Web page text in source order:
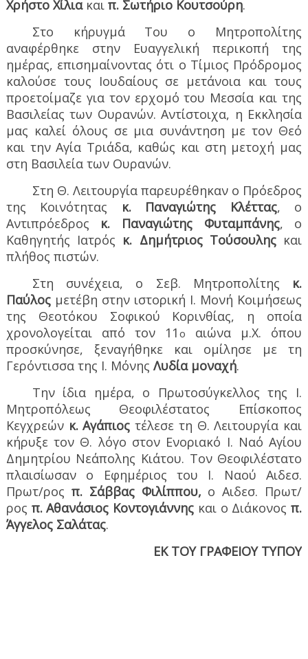
Χρήστο Χίλιακαι π. Σωτήριο Κουτσούρη.
Στο κήρυγμά Του ο Μητροπολίτης
αναφέρθηκε στην Ευαγγελική περικοπή της
ημέρας, επισημαίνοντας ότι ο Τίμιος Πρόδρομος
καλούσε τους Ιουδαίους σε μετάνοια και τους
προετοίμαζε για τον ερχομό του Μεσσία και της
Βασιλείας των Ουρανών. Αντίστοιχα, η Εκκλησία
μας καλεί όλους σε μια συνάντηση με τον Θεό
και την Αγία Τριάδα, καθώς και στη μετοχή μας
στη Βασιλεία των Ουρανών.
Στη Θ. Λειτουργία παρευρέθηκαν ο Πρόεδρος
της Κοινότητας κ. Παναγιώτης Κλέττας, ο
Αντιπρόεδρος κ. Παναγιώτης Φυταμπάνης, ο
Καθηγητής Ιατρός κ. Δημήτριος Τούσουληςκαι
πλήθος πιστών.
Στη συνέχεια, ο Σεβ. Μητροπολίτης κ.
Παύλοςμετέβη στην ιστορική Ι. Μονή Κοιμήσεως
της Θεοτόκου Σοφικού Κορινθίας, η οποία
χρονολογείται από τον 11 ο
αιώνα μ.Χ. όπου
προσκύνησε, ξεναγήθηκε και ομίλησε με τη
Γερόντισσα της Ι. Μόνης Λυδία μοναχή.
Την ίδια ημέρα, ο Πρωτοσύγκελλος της Ι.
Μητροπόλεως Θεοφιλέστατος Επίσκοπος
Κεγχρεών κ. Αγάπιος τέλεσε τη Θ. Λειτουργία και
κήρυξε τον Θ. λόγο στον Ενοριακό Ι. Ναό Αγίου
Δημητρίου Νεάπολης Κιάτου. Τον Θεοφιλέστατο
πλαισίωσαν ο Εφημέριος του Ι. Ναού Αιδεσ.
Πρωτ/ρος π. Σάββας Φιλίππου, ο Αιδεσ. Πρωτ/
ρος π. Αθανάσιος Κοντογιάννης και ο Διάκονοςπ.
Άγγελος Σαλάτας.
ΕΚ ΤΟΥ ΓΡΑΦΕΙΟΥ ΤΥΠΟΥ